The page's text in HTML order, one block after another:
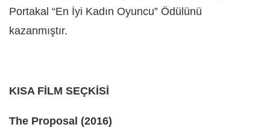
Portakal “En İyi Kadın Oyuncu” Ödülünü
kazanmıştır.
KISA FİLM SEÇKİSİ
The Proposal (2016)